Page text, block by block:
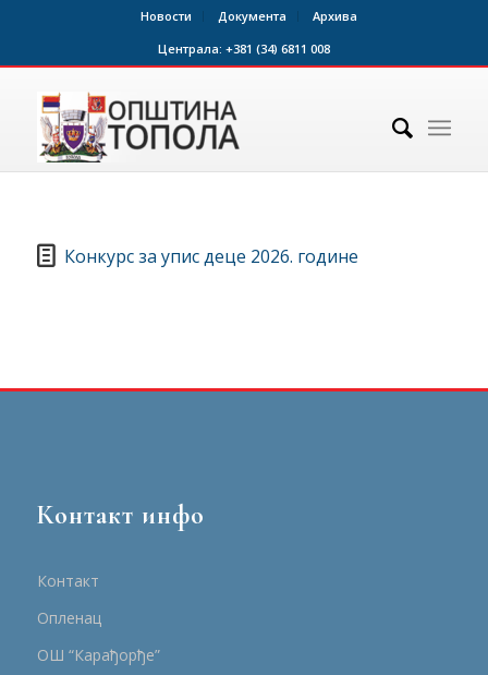
Новости Документа
Архива
Централа: +381 (34) 6811 008
Конкурс за упис деце 2026. године
Контакт инфо
Контакт
Опленац
ОШ “Карађорђе”